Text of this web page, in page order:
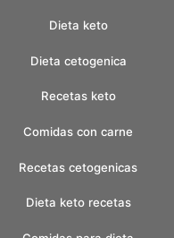
Dieta keto
Dieta cetogenica
Recetas keto
Comidas con carne
Recetas cetogenicas
Dieta keto recetas